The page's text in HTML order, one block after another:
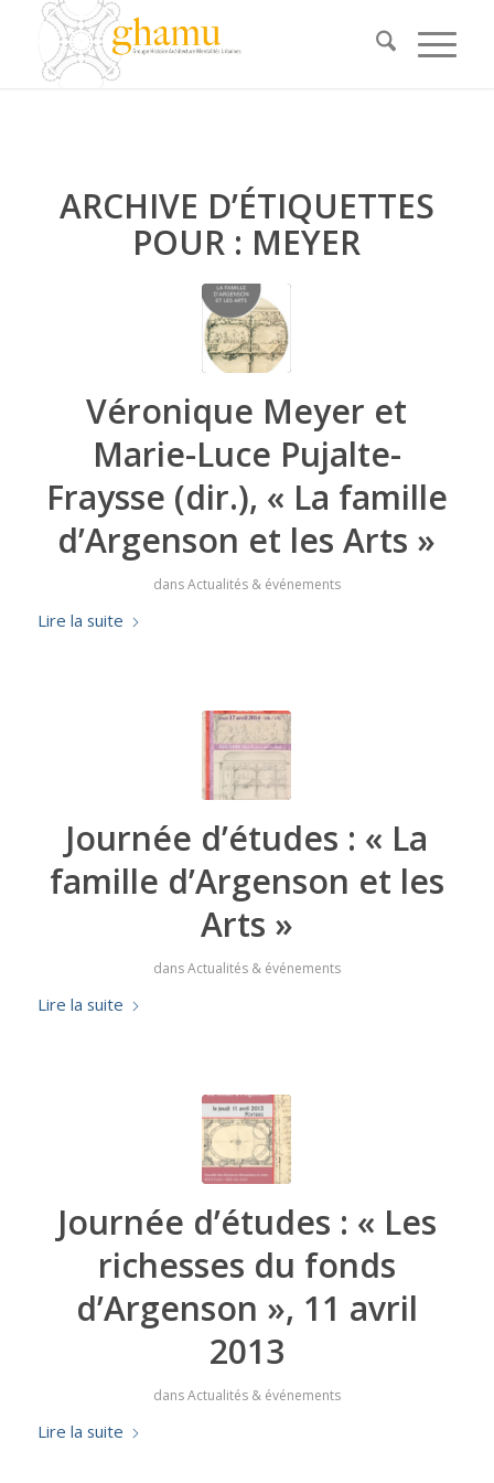
ARCHIVE D’ÉTIQUETTES
POUR : MEYER
Véronique Meyer et
Marie-Luce Pujalte-
Fraysse (dir.), « La famille
d’Argenson et les Arts »
dansActualités & événements
Lire la suite
Journée d’études : « La
famille d’Argenson et les
Arts »
dansActualités & événements
Lire la suite
Journée d’études : « Les
richesses du fonds
d’Argenson », 11 avril
2013
dansActualités & événements
Lire la suite